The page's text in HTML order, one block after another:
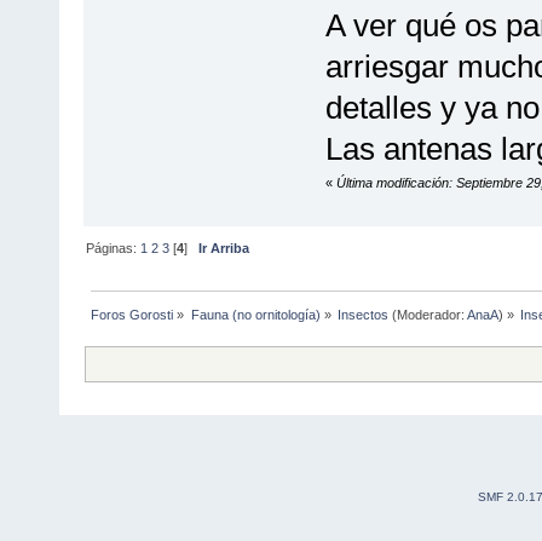
A ver qué os
arriesgar
detalles y ya
Las antenas
« Última modificación: Septiembre
Páginas:1 2 3 [4] Ir Arriba
Foros Gorosti » Fauna (no ornitología) » Insectos (Moderador: AnaA) »
SMF 2.0.17